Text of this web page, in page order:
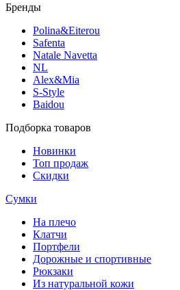
Бренды
Polina&Eiterou
Safenta
Natale Navetta
NL
Alex&Mia
S-Style
Baidou
Подборка товаров
Новинки
Топ продаж
Скидки
Сумки
На плечо
Клатчи
Портфели
Дорожные и спортивные
Рюкзаки
Из натуральной кожи